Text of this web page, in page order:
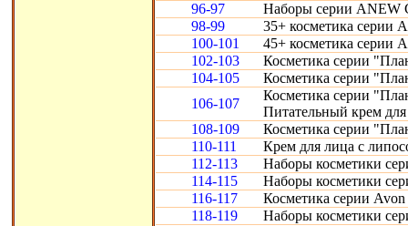
96-97
Наборы серии ANEW
98-99
35+ косметика серии
100-101
45+ косметика серии
102-103
Косметика серии
104-105
Косметика серии
106-107
Косметика серии
Питательный крем для
108-109
Косметика серии
110-111
Крем для лица с
112-113
Наборы косметики
114-115
Наборы косметики
116-117
Косметика серии Avon
118-119
Наборы косметики